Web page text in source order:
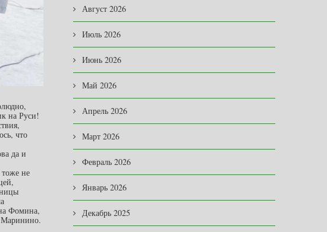
на Руси!
что
да и
тоже не
Фомина,
Маринино.
Август 2026
Июль 2026
Июнь 2026
Май 2026
Апрель 2026
Март 2026
Февраль 2026
Январь 2026
Декабрь 2025